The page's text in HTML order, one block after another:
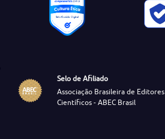
Selo de Afiliado
Associação Brasileira de Editores
Científicos - ABEC Brasil